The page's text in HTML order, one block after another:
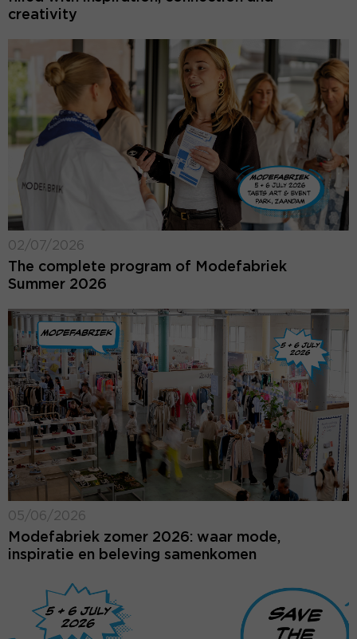
creativity
02/07/2026
The complete program of Modefabriek
Summer 2026
05/06/2026
Modefabriek zomer 2026: waar mode,
inspiratie en beleving samenkomen